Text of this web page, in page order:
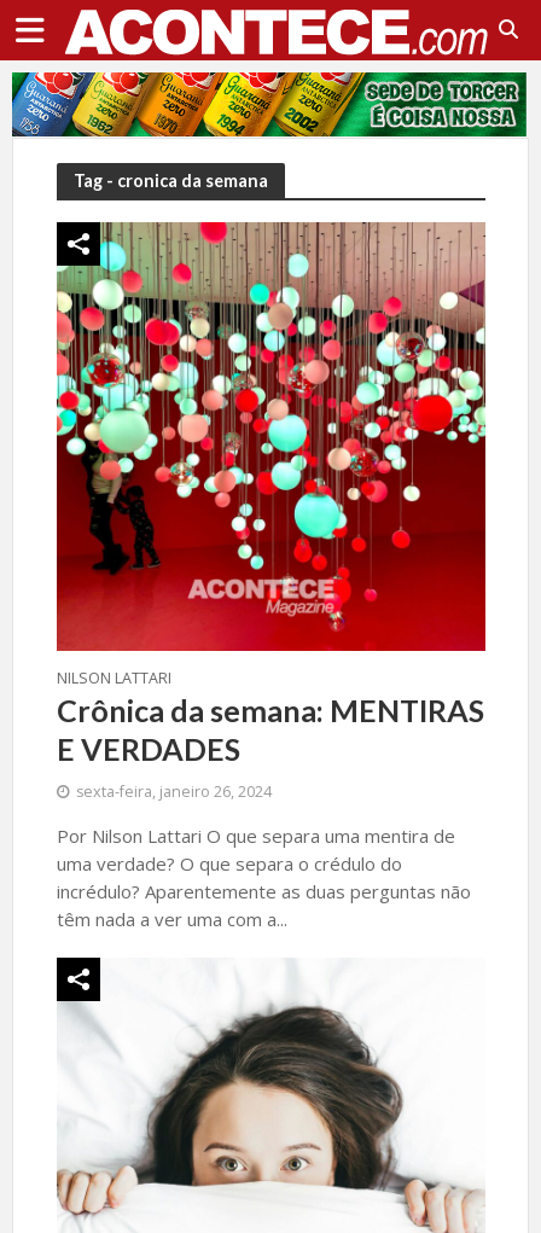
Tag - cronica da semana
NILSON LATTARI
Crônica da semana: MENTIRAS
E VERDADES
sexta-feira, janeiro 26, 2024
Por Nilson Lattari O que separa uma mentira de
uma verdade? O que separa o crédulo do
incrédulo? Aparentemente as duas perguntas não
têm nada a ver uma com a...